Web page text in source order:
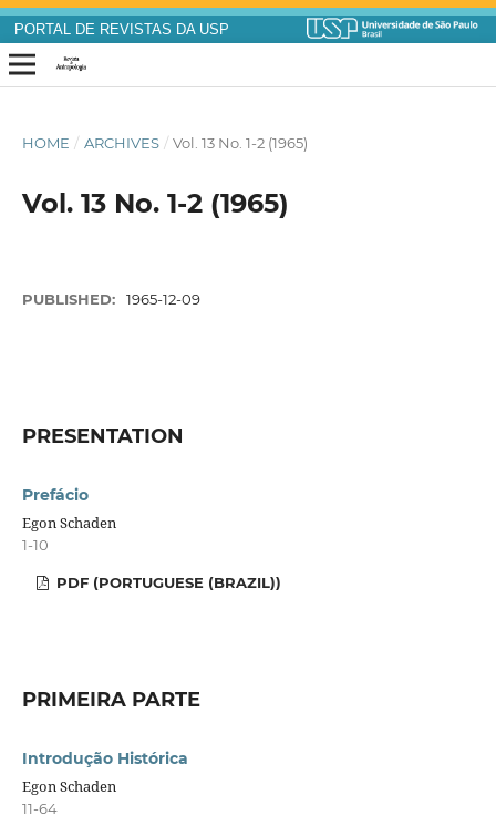
PORTAL DE REVISTAS DA USP
HOME / ARCHIVES / Vol. 13 No. 1-2 (1965)
Vol. 13 No. 1-2 (1965)
PUBLISHED: 1965-12-09
PRESENTATION
Prefácio
Egon Schaden
1-10
PDF (PORTUGUESE (BRAZIL))
PRIMEIRA PARTE
Introdução Histórica
Egon Schaden
11-64